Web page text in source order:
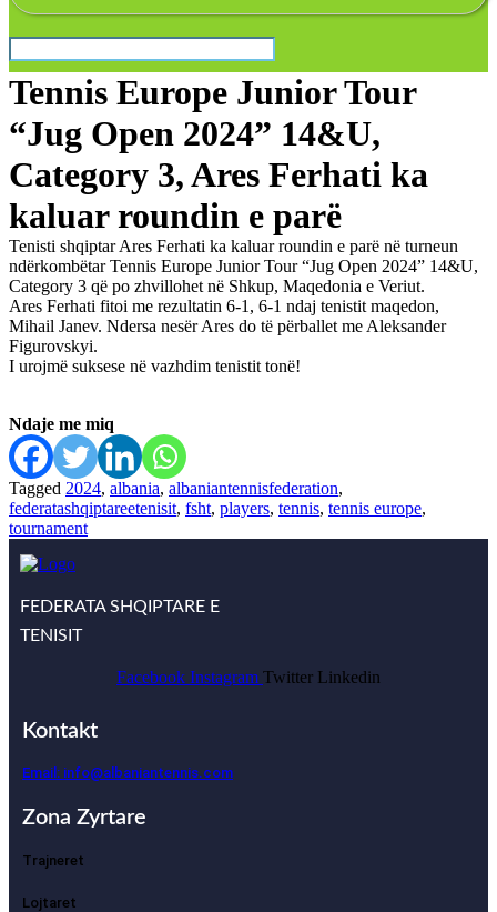
Tennis Europe Junior Tour
“Jug Open 2024” 14&U,
Category 3, Ares Ferhati ka
kaluar roundin e parë
Tenisti shqiptar Ares Ferhati ka kaluar roundin e parë në turneun
ndërkombëtar Tennis Europe Junior Tour “Jug Open 2024” 14&U,
Category 3 që po zhvillohet në Shkup, Maqedonia e Veriut.
Ares Ferhati fitoi me rezultatin 6-1, 6-1 ndaj tenistit maqedon,
Mihail Janev. Ndersa nesër Ares do të përballet me Aleksander
Figurovskyi.
I urojmë suksese në vazhdim tenistit tonë!
Ndaje me miq
Tagged 2024, albania, albaniantennisfederation,
federatashqiptareetenisit, fsht, players, tennis, tennis europe,
tournament
FEDERATA SHQIPTARE E
TENISIT
Facebook Instagram Twitter Linkedin
Kontakt
Email: info@albaniantennis.com
Zona Zyrtare
Trajneret
Lojtaret